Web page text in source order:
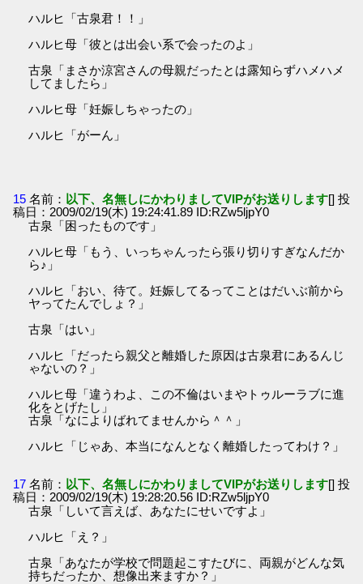
ハルヒ「古泉君！！」
ハルヒ母「彼とは出会い系で会ったのよ」
古泉「まさか涼宮さんの母親だったとは露知らずハメハメ
してましたら」
ハルヒ母「妊娠しちゃったの」
ハルヒ「がーん」
15 名前： 以下、名無しにかわりましてVIPがお送りします[] 投
稿日：2009/02/19(木) 19:24:41.89 ID:RZw5ljpY0
古泉「困ったものです」
ハルヒ母「もう、いっちゃんったら張り切りすぎなんだか
ら♪」
ハルヒ「おい、待て。妊娠してるってことはだいぶ前から
ヤってたんでしょ？」
古泉「はい」
ハルヒ「だったら親父と離婚した原因は古泉君にあるんじ
ゃないの？」
ハルヒ母「違うわよ、この不倫はいまやトゥルーラブに進
化をとげたし」
古泉「なによりばれてませんから＾＾」
ハルヒ「じゃあ、本当になんとなく離婚したってわけ？」
17 名前： 以下、名無しにかわりましてVIPがお送りします[] 投
稿日：2009/02/19(木) 19:28:20.56 ID:RZw5ljpY0
古泉「しいて言えば、あなたにせいですよ」
ハルヒ「え？」
古泉「あなたが学校で問題起こすたびに、両親がどんな気
持ちだったか、想像出来ますか？」